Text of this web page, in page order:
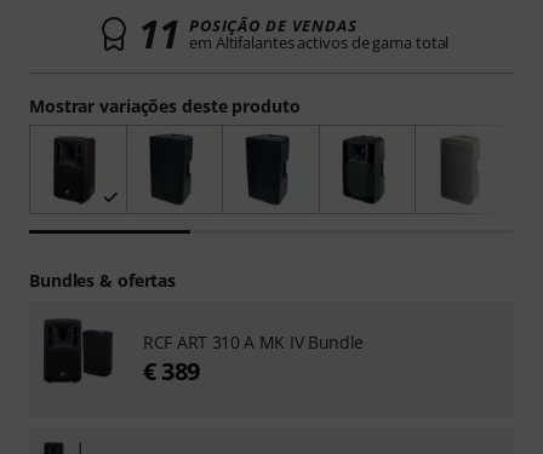
Mostrar variações deste produto
11 POSIÇÃO DE VENDAS
em Altifalantes activos de gama total
Bundles & ofertas
RCF ART 310 A MK IV Bundle
€ 389